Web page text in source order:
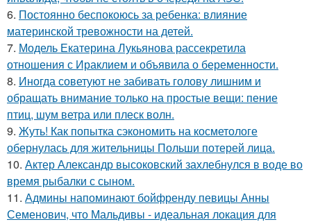
6. Постоянно беспокоюсь за ребенка: влияние
материнской тревожности на детей.
7. Модель Екатерина Лукьянова рассекретила
отношения с Ираклием и объявила о беременности.
8. Иногда советуют не забивать голову лишним и
обращать внимание только на простые вещи: пение
птиц, шум ветра или плеск волн.
9. Жуть! Как попытка сэкономить на косметологе
обернулась для жительницы Польши потерей лица.
10. Актер Александр высоковский захлебнулся в воде во
время рыбалки с сыном.
11. Админы напоминают бойфренду певицы Анны
Семенович, что Мальдивы - идеальная локация для